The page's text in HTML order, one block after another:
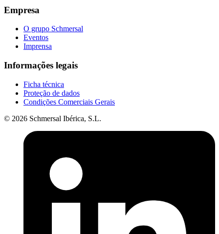
Empresa
O grupo Schmersal
Eventos
Imprensa
Informações legais
Ficha técnica
Proteção de dados
Condições Comerciais Gerais
© 2026 Schmersal Ibérica, S.L.